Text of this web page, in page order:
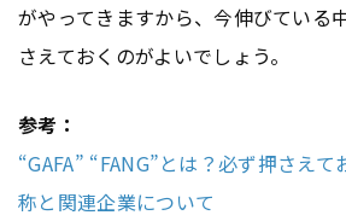
がやってきますから、今伸びている
さえておくのがよいでしょう。
参考：
“GAFA” “FANG”とは？必ず押さえ
称と関連企業について